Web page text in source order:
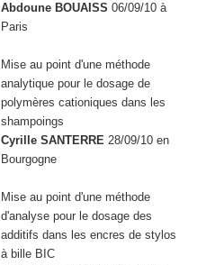
Abdoune BOUAISS 06/09/10 à
Paris
Mise au point d'une méthode
analytique pour le dosage de
polymères cationiques dans les
shampoings
Cyrille SANTERRE 28/09/10 en
Bourgogne
Mise au point d'une méthode
d'analyse pour le dosage des
additifs dans les encres de stylos
à bille BIC